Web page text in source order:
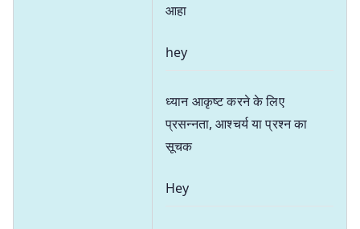
आहा
hey
ध्यान आकृष्ट करने के लिए
प्रसन्नता, आश्चर्य या प्रश्न का
सूचक
Hey